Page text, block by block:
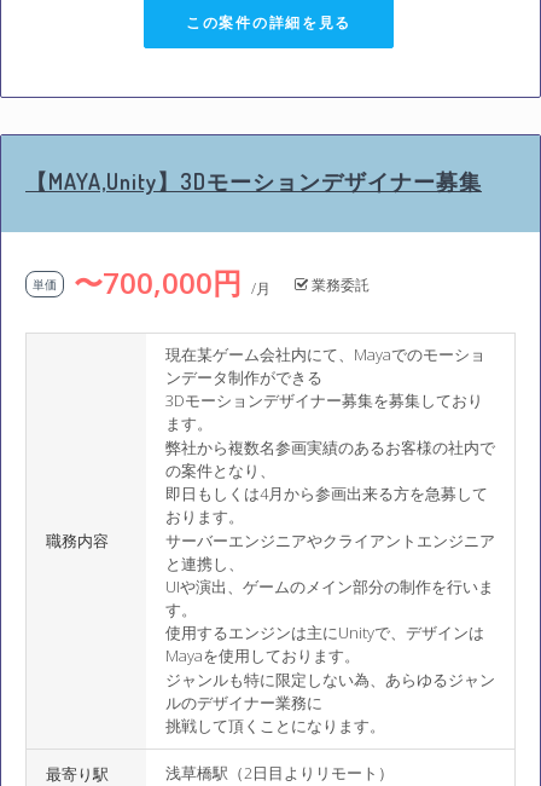
この案件の詳細を見る
【MAYA,Unity】3Dモーションデザイナー募集
単価 〜700,000円 /月 業務委託
職務内容
現在某ゲーム会社内にて、Mayaでのモーショ
ンデータ制作ができる
3Dモーションデザイナー募集を募集しており
ます。
弊社から複数名参画実績のあるお客様の社内で
の案件となり、
即日もしくは4月から参画出来る方を急募して
おります。
サーバーエンジニアやクライアントエンジニア
と連携し、
UIや演出、ゲームのメイン部分の制作を行いま
す。
使用するエンジンは主にUnityで、デザインは
Mayaを使用しております。
ジャンルも特に限定しない為、あらゆるジャン
ルのデザイナー業務に
挑戦して頂くことになります。
最寄り駅 浅草橋駅（2日目よりリモート）